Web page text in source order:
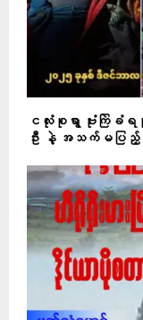
ငလုံးစုရွာ ဗုံးကြဲခံရ
ဦး နဲ့ အသက်မပြ